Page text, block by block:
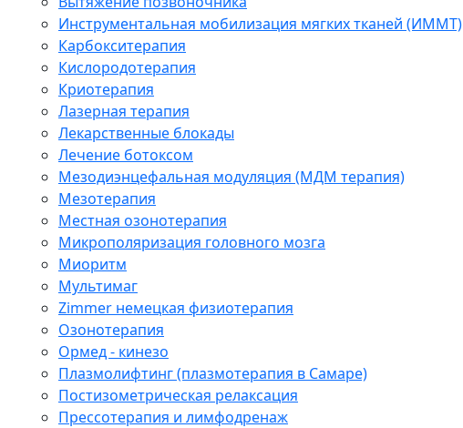
Инструментальная мобилизация мягких тканей (ИММТ)
Карбокситерапия
Кислородотерапия
Криотерапия
Лазерная терапия
Лекарственные блокады
Лечение ботоксом
Мезодиэнцефальная модуляция (МДМ терапия)
Мезотерапия
Местная озонотерапия
Микрополяризация головного мозга
Миоритм
Мультимаг
Zimmer немецкая физиотерапия
Озонотерапия
Ормед - кинезо
Плазмолифтинг (плазмотерапия в Самаре)
Постизометрическая релаксация
Прессотерапия и лимфодренаж